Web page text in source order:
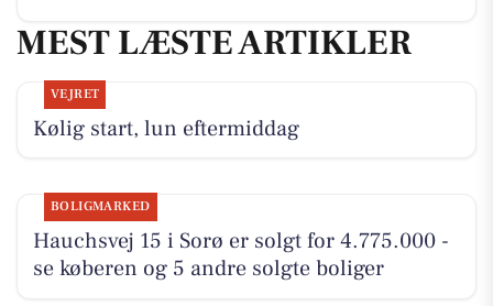
MEST LÆSTE ARTIKLER
VEJRET
Kølig start, lun eftermiddag
BOLIGMARKED
Hauchsvej 15 i Sorø er solgt for 4.775.000 -
se køberen og 5 andre solgte boliger